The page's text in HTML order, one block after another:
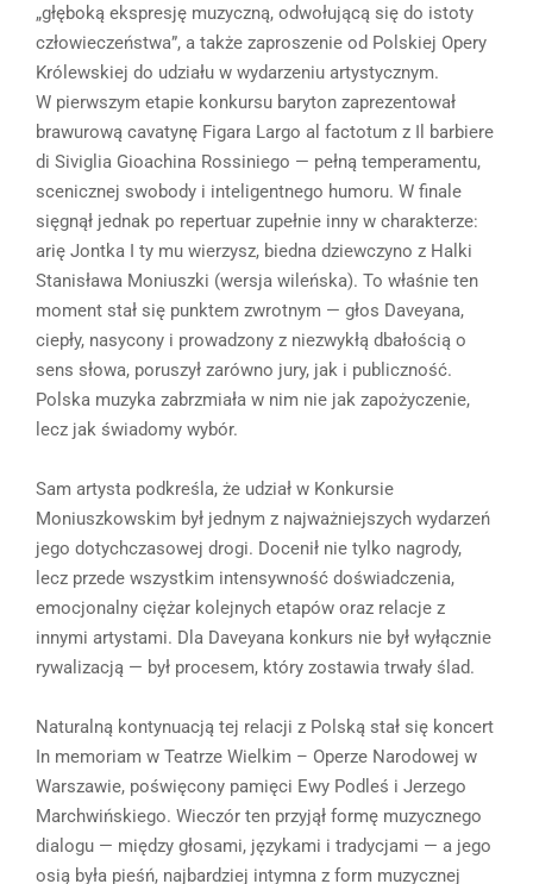
„głęboką ekspresję muzyczną, odwołującą się do istoty
człowieczeństwa”, a także zaproszenie od Polskiej Opery
Królewskiej do udziału w wydarzeniu artystycznym.
W pierwszym etapie konkursu baryton zaprezentował
brawurową cavatynę Figara Largo al factotum z Il barbiere
di Siviglia Gioachina Rossiniego — pełną temperamentu,
scenicznej swobody i inteligentnego humoru. W finale
sięgnął jednak po repertuar zupełnie inny w charakterze:
arię Jontka I ty mu wierzysz, biedna dziewczyno z Halki
Stanisława Moniuszki (wersja wileńska). To właśnie ten
moment stał się punktem zwrotnym — głos Daveyana,
ciepły, nasycony i prowadzony z niezwykłą dbałością o
sens słowa, poruszył zarówno jury, jak i publiczność.
Polska muzyka zabrzmiała w nim nie jak zapożyczenie,
lecz jak świadomy wybór.
Sam artysta podkreśla, że udział w Konkursie
Moniuszkowskim był jednym z najważniejszych wydarzeń
jego dotychczasowej drogi. Docenił nie tylko nagrody,
lecz przede wszystkim intensywność doświadczenia,
emocjonalny ciężar kolejnych etapów oraz relacje z
innymi artystami. Dla Daveyana konkurs nie był wyłącznie
rywalizacją — był procesem, który zostawia trwały ślad.
Naturalną kontynuacją tej relacji z Polską stał się koncert
In memoriam w Teatrze Wielkim – Operze Narodowej w
Warszawie, poświęcony pamięci Ewy Podleś i Jerzego
Marchwińskiego. Wieczór ten przyjął formę muzycznego
dialogu — między głosami, językami i tradycjami — a jego
osią była pieśń, najbardziej intymna z form muzycznej